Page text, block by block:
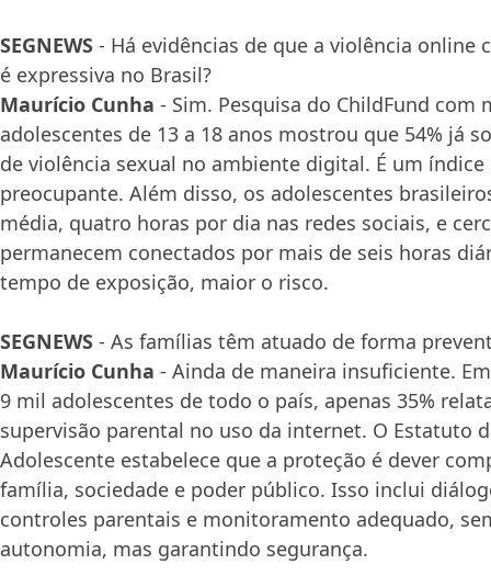
SEGNEWS - Há evidências de que a violência online
é expressiva no Brasil?
Maurício Cunha - Sim. Pesquisa do ChildFund com
adolescentes de 13 a 18 anos mostrou que 54% já
de violência sexual no ambiente digital. É um
preocupante. Além disso, os adolescentes
média, quatro horas por dia nas redes sociais, e
permanecem conectados por mais de seis horas
tempo de exposição, maior o risco.
SEGNEWS - As famílias têm atuado de forma
Maurício Cunha - Ainda de maneira insuficiente.
9 mil adolescentes de todo o país, apenas 35%
supervisão parental no uso da internet. O Estatuto
Adolescente estabelece que a proteção é dever
família, sociedade e poder público. Isso inclui
controles parentais e monitoramento adequado,
autonomia, mas garantindo segurança.